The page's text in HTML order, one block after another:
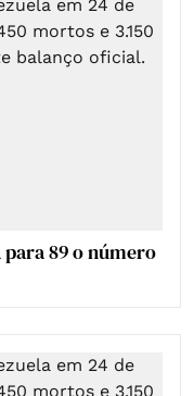
para 89 o número